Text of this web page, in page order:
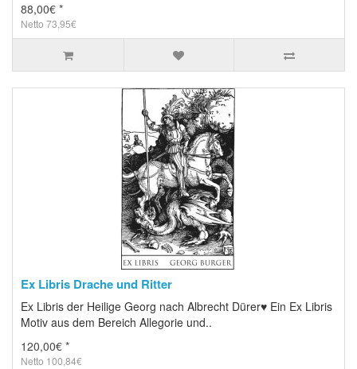
88,00€ *
Netto 73,95€
Ex Libris Drache und Ritter
Ex Libris der Heilige Georg nach Albrecht Dürer♥ Ein Ex Libris
Motiv aus dem Bereich Allegorie und..
120,00€ *
Netto 100,84€